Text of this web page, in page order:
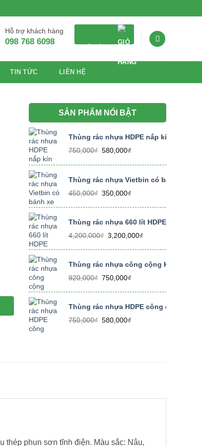
Hỗ trợ khách hàng
098 768 6098
TIN TỨC LIÊN HỆ
SẢN PHẨM NỔI BẬT
Thùng rác nhựa HDPE nắp kín dung
750,000₫ Giá
750,000₫.
580,000₫Giá
là:
Thùng rác nhựa Vietbin có bánh xe
450,000₫ Giá
450,000₫.
350,000₫Giá
là:
Thùng rác nhựa 660 lít HDPE size
4,200,000₫ Giá
4,200,000₫.
3,200,000₫Giá
là:
Thùng rác nhựa công cộng HDPE 240
920,000₫ Giá
920,000₫.
750,000₫Giá
là:
Thùng rác nhựa HDPE công cộng có
750,000₫ Giá
580,000₫Giá
thép phun sơn tĩnh điện. Màu sắc: Nâu,